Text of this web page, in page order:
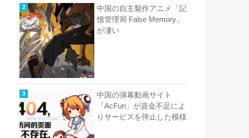
中国の自主製作アニメ「記
憶管理局 False Memory」
が凄い
中国の弾幕動画サイト
「AcFun」が資金不足によ
りサービスを停止した模様